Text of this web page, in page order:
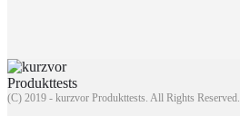
(C) 2019 - kurzvor Produkttests. All Rights Reserved.